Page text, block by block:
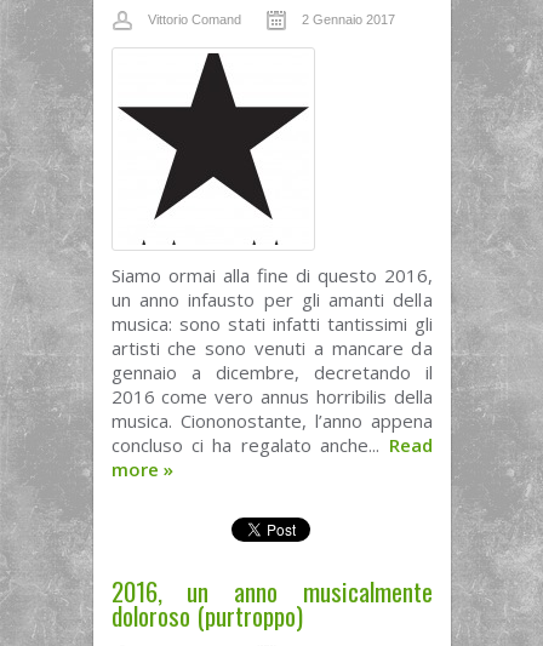
Vittorio Comand 2 Gennaio 2017
Siamo ormai alla fine di questo 2016,
un anno infausto per gli amanti della
musica: sono stati infatti tantissimi gli
artisti che sono venuti a mancare da
gennaio a dicembre, decretando il
2016 come vero annus horribilis della
musica. Ciononostante, l’anno appena
concluso ci ha regalato anche... Read
more »
2016, un anno musicalmente
doloroso (purtroppo)